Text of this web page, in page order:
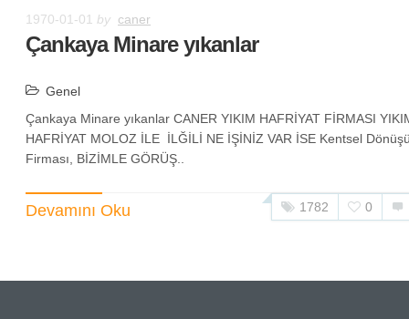
1970-01-01 by caner
Çankaya Minare yıkanlar
Genel
Çankaya Minare yıkanlar CANER YIKIM HAFRİYAT FİRMASI
HAFRİYAT MOLOZ İLE İLĞİLİ NE İŞİNİZ VAR İSE Kentsel
Firması, BİZİMLE GÖRÜŞ..
Devamını Oku 1782 0